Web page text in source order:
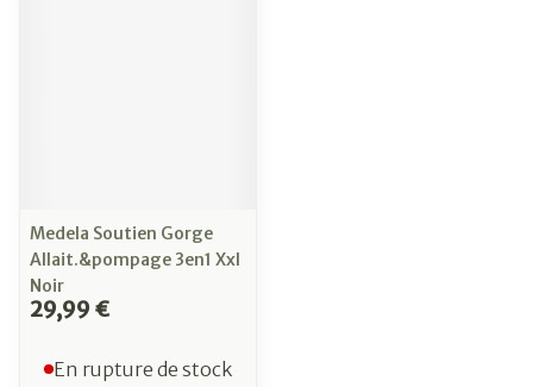
Medela Soutien Gorge
Allait.&pompage 3en1 Xxl
Noir
29,99 €
En rupture de stock